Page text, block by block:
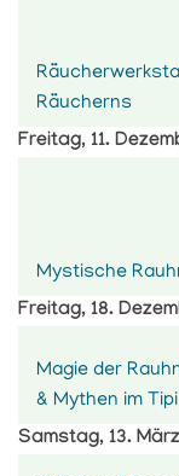
Räucherns
Freitag, 11.
Mystische
Freitag, 18.
Magie der
& Mythen im Tipi
Samstag, 13.